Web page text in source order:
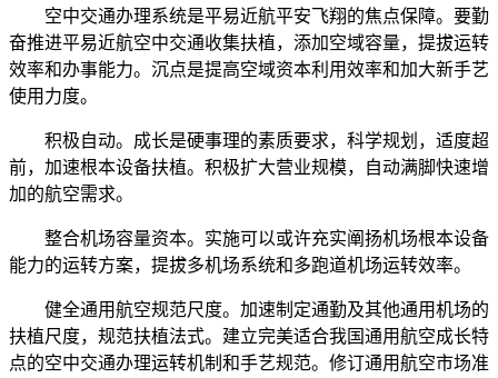
空中交通办理系统是平易近航平安飞翔的焦点保障。要勤
奋推进平易近航空中交通收集扶植，添加空域容量，提拔运转
效率和办事能力。沉点是提高空域资本利用效率和加大新手艺
使用力度。
积极自动。成长是硬事理的素质要求，科学规划，适度超
前，加速根本设备扶植。积极扩大营业规模，自动满脚快速增
加的航空需求。
整合机场容量资本。实施可以或许充实阐扬机场根本设备
能力的运转方案，提拔多机场系统和多跑道机场运转效率。
健全通用航空规范尺度。加速制定通勤及其他通用机场的
扶植尺度，规范扶植法式。建立完美适合我国通用航空成长特
点的空中交通办理运转机制和手艺规范。修订通用航空市场准